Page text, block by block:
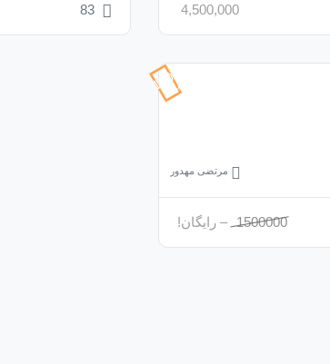
4,500,000
83
100%
تخفیف
مرتضی مهدور
1500000
– رایگان!